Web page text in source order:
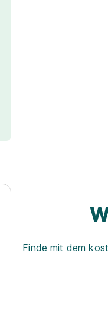
Finde mit dem